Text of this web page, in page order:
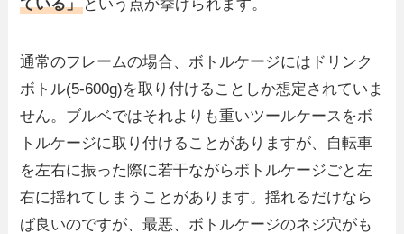
ている」 という点が挙げられます。
通常のフレームの場合、ボトルケージにはドリンク
ボトル(5-600g)を取り付けることしか想定されていま
せん。ブルベではそれよりも重いツールケースをボ
トルケージに取り付けることがありますが、自転車
を左右に振った際に若干ながらボトルケージごと左
右に揺れてしまうことがあります。揺れるだけなら
ば良いのですが、最悪、ボトルケージのネジ穴がも